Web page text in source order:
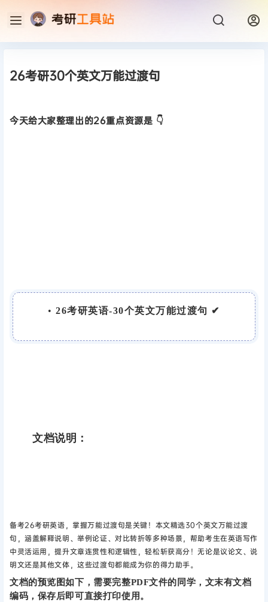
26考研30个英文万能过渡句
今天给大家整理出的26重点资源是 👇
•26考研英语-30个英文万能过渡句 ✔
文档说明：
备考26考研英语，掌握万能过渡句是关键！本文精选30个英文万能过渡
句，涵盖解释说明、举例论证、对比转折等多种场景‌，帮助考生在英语写作
中灵活运用，提升文章连贯性和逻辑性，轻松斩获高分！无论是议论文、说
明文还是其他文体，这些过渡句都能成为你的得力助手。
文档的预览图如下，需要完整PDF文件的同学，文末有文档
编码，保存后即可直接打印使用。